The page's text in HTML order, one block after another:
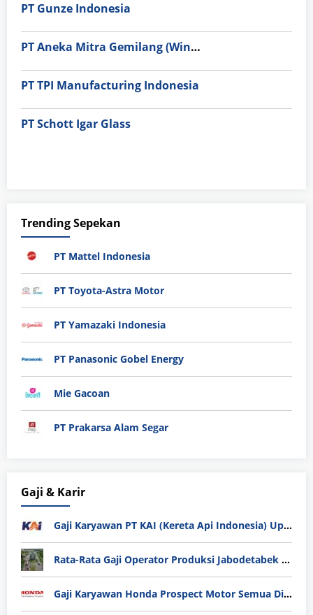
PT Gunze Indonesia
PT Aneka Mitra Gemilang (Wings Group)
PT TPI Manufacturing Indonesia
PT Schott Igar Glass
Trending Sepekan
PT Mattel Indonesia
PT Toyota-Astra Motor
PT Yamazaki Indonesia
PT Panasonic Gobel Energy
Mie Gacoan
PT Prakarsa Alam Segar
Gaji & Karir
Gaji Karyawan PT KAI (Kereta Api Indonesia) Update 2025
Rata-Rata Gaji Operator Produksi Jabodetabek 2025: Bedah Tuntas UMK, Lemburan, dan Realita Hidup Buruh
Gaji Karyawan Honda Prospect Motor Semua Divisi